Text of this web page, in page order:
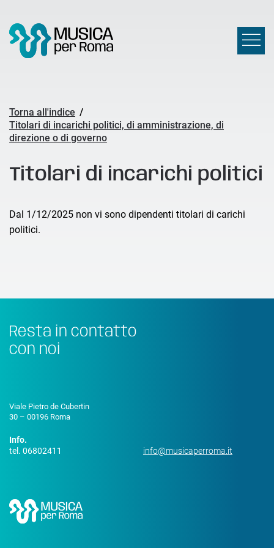
Torna all'indice /
Titolari di incarichi politici, di amministrazione, di
direzione o di governo
Titolari di incarichi politici
Dal 1/12/2025 non vi sono dipendenti titolari di carichi
politici.
Resta in contatto
con noi
Viale Pietro de Cubertin
30 – 00196 Roma
Info.
tel. 06802411
info@musicaperroma.it